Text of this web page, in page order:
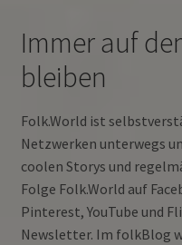
Immer auf
bleiben
Folk.World ist
Netzwerken unterwegs
coolen Storys und
Folge Folk.World auf
Pinterest, YouTube und
Newsletter. Im folkBlog